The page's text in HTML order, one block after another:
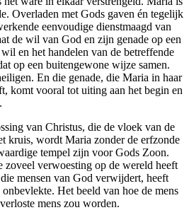
Overladen met Gods gaven én tegelijk
eenvoudige dienstmaagd van
de wil van God en zijn genade op een
en het handelen van de betreffen­de
op een buitengewone wijze samen.
En die genade, die Maria in haar
komt vooral tot uiting aan het begin en
van Christus, die de vloek van de
kruis, wordt Maria zonder de erfzonde
tempel zijn voor Gods Zoon.
zoveel verwoesting op de wereld heeft
mensen van God verwijdert, heeft
Het beeld van hoe de mens
mens zou worden.